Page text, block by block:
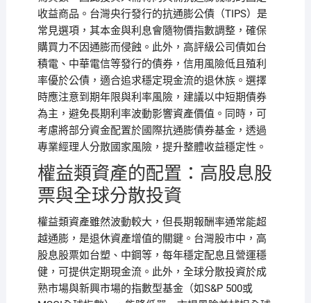
收益商品。台灣央行發行的抗通膨公債（TIPS）是
常見選項，其本金與利息會隨物價指數調整，確保
購買力不因通膨而侵蝕。此外，高評級公司債如台
積電、中華電信等發行的債券，信用風險低且殖利
率優於公債，適合追求穩定現金流的退休族。選擇
時應注意到期年限與利率風險，建議以中短期債券
為主，避免長期利率波動影響資產價值。同時，可
考慮將部分資金配置於國際抗通膨債券基金，透過
專業經理人分散國家風險，提升整體收益穩定性。
權益類資產的配置：高股息股
票與全球分散投資
權益類資產雖然波動較大，但長期報酬率通常能超
越通膨，是退休資產增值的關鍵。台灣股市中，高
股息股票如台塑、中鋼等，每年穩定配息且營運穩
健，可提供定期現金流。此外，全球分散投資於成
熟市場與新興市場的指數型基金（如S&P 500或